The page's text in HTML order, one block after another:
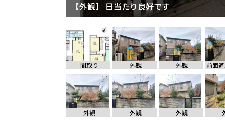
【外観】 日当たり良好です
間取り 外観 外観
外観 外観 外観